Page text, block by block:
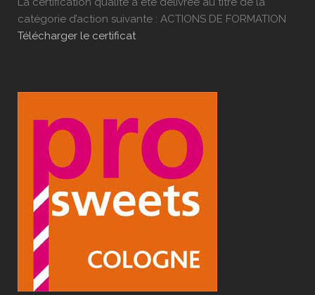
catégorie d’action suivante : ACTIONS DE FORMATION
Télécharger le certificat